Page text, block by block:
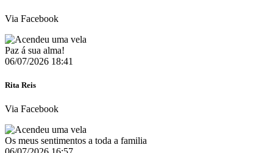
Via Facebook
Paz á sua alma!
06/07/2026 18:41
Rita Reis
Via Facebook
Os meus sentimentos a toda a familia